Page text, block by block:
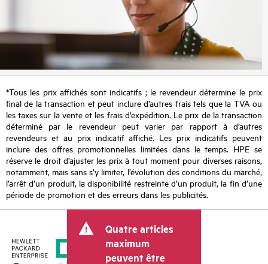
*Tous les prix affichés sont indicatifs ; le revendeur détermine le prix
final de la transaction et peut inclure d’autres frais tels que la TVA ou
les taxes sur la vente et les frais d’expédition. Le prix de la transaction
déterminé par le revendeur peut varier par rapport à d’autres
revendeurs et au prix indicatif affiché. Les prix indicatifs peuvent
inclure des offres promotionnelles limitées dans le temps. HPE se
réserve le droit d’ajuster les prix à tout moment pour diverses raisons,
notamment, mais sans s’y limiter, l’évolution des conditions du marché,
l’arrêt d’un produit, la disponibilité restreinte d’un produit, la fin d’une
période de promotion et des erreurs dans les publicités.
Quatre articles
maximum
peuvent être